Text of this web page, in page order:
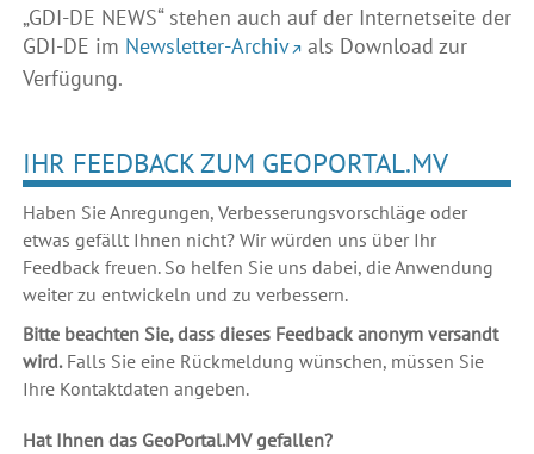
„GDI-DE NEWS“ stehen auch auf der Internetseite der
GDI-DE im Newsletter-Archiv als Download zur
Verfügung.
IHR FEEDBACK ZUM GEOPORTAL.MV
Haben Sie Anregungen, Verbesserungsvorschläge oder
etwas gefällt Ihnen nicht? Wir würden uns über Ihr
Feedback freuen. So helfen Sie uns dabei, die Anwendung
weiter zu entwickeln und zu verbessern.
Bitte beachten Sie, dass dieses Feedback anonym versandt
wird.Falls Sie eine Rückmeldung wünschen, müssen Sie
Ihre Kontaktdaten angeben.
Hat Ihnen das GeoPortal.MV gefallen?